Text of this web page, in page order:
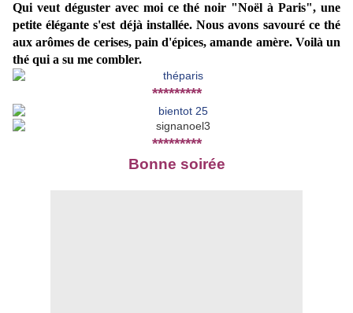
Qui veut déguster avec moi ce thé noir "Noël à Paris", une
petite élégante s'est déjà installée. Nous avons savouré ce thé
aux arômes de cerises, pain d'épices, amande amère. Voilà un
thé qui a su me combler.
*********
*********
Bonne soirée